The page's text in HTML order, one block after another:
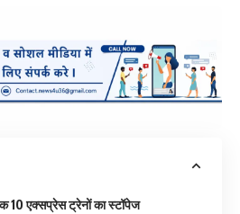
10 एक्सप्रेस ट्रेनों का स्टॉपेज